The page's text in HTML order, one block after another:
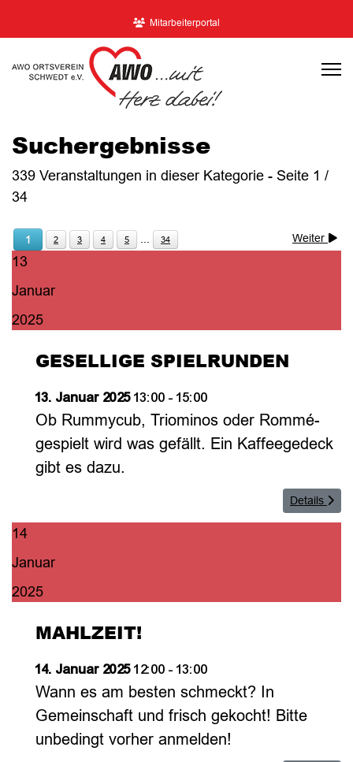
Mitarbeiterportal
Suchergebnisse
339 Veranstaltungen in dieser Kategorie - Seite 1 /
34
1 2 3 4 5 34 Weiter
13
Januar
2025
GESELLIGE SPIELRUNDEN
13. Januar 202513:00 - 15:00
Ob Rummycub, Triominos oder Rommé-
gespielt wird was gefällt. Ein Kaffeegedeck
gibt es dazu.
Details
14
Januar
2025
MAHLZEIT!
14. Januar 202512:00 - 13:00
Wann es am besten schmeckt? In
Gemeinschaft und frisch gekocht! Bitte
unbedingt vorher anmelden!